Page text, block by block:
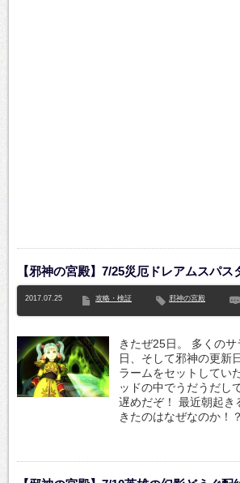
【邪神の宮殿】7/25災厄ドレアムスパス
2017.07.25 攻略・検証 邪神の宮殿
きたぜ25日。 多くの
日、そして邪神の更新
ラームをセットしてい
ッドの中でうだうだし
遅めだぞ！ 最近朝起き
きたのはなぜなのか！